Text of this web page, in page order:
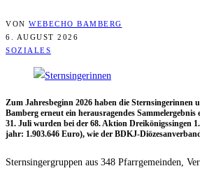
VON WEBECHO BAMBERG
6. AUGUST 2026
SOZIALES
Zum Jah­res­be­ginn 2026 haben die Stern­sin­ge­rin­nen
Bam­berg erneut ein her­aus­ra­gen­des
31. Juli wur­den bei der 68. Akti­on Drei­kö­nigs­sin­gen
jahr: 1.903.646 Euro), wie der BDKJ-
Stern­sin­ger­grup­pen aus 348 Pfarr­ge­mein­den,